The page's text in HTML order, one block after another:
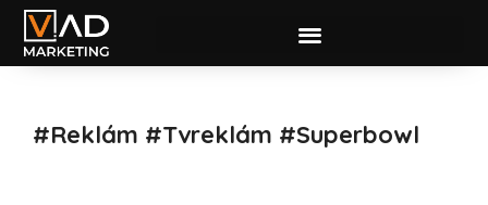
#reklám #tvreklám #superbowl